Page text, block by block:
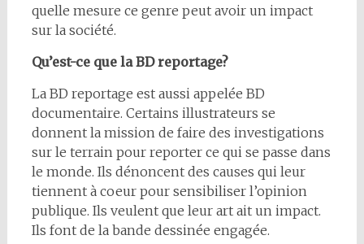
quelle mesure ce genre peut avoir un impact
sur la société.
Qu’est-ce que la BD reportage?
La BD reportage est aussi appelée BD
documentaire. Certains illustrateurs se
donnent la mission de faire des investigations
sur le terrain pour reporter ce qui se passe dans
le monde. Ils dénoncent des causes qui leur
tiennent à coeur pour sensibiliser l’opinion
publique. Ils veulent que leur art ait un impact.
Ils font de la bande dessinée engagée.